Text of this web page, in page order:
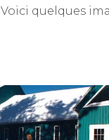
Voici quelques